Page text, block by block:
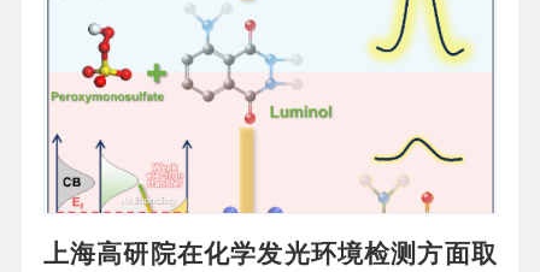
上海高研院在化学发光环境检测方面取